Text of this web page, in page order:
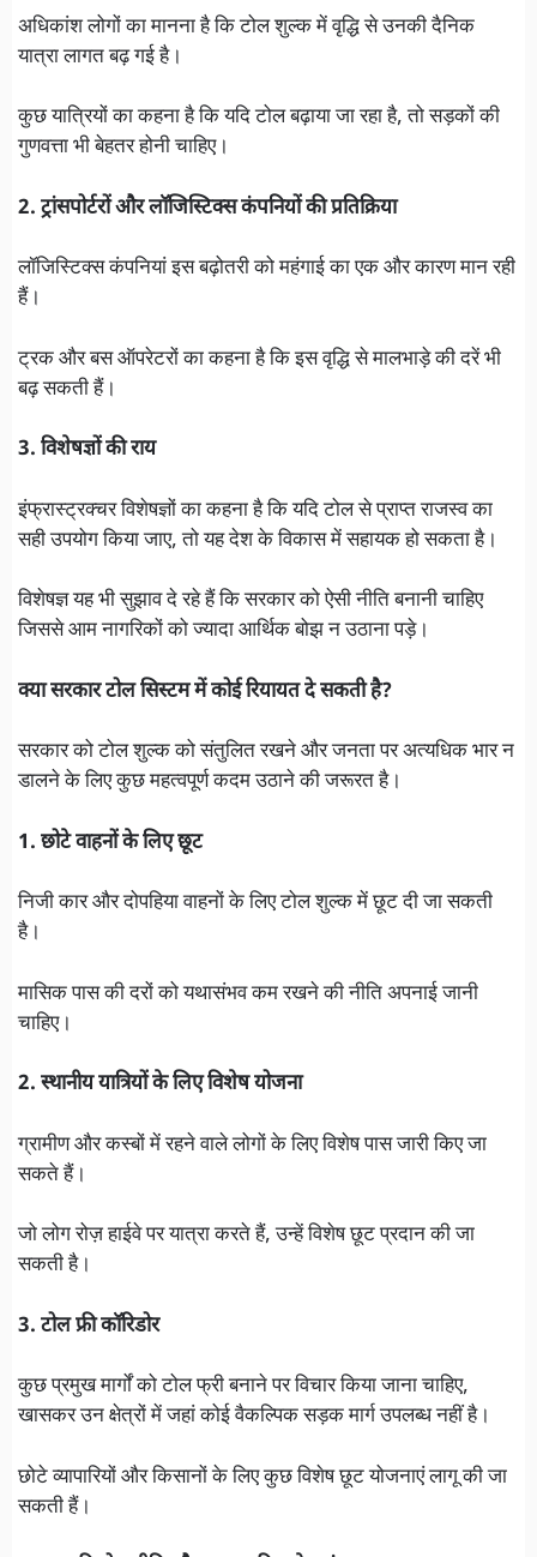
अधिकांश लोगों का मानना है कि टोल शुल्क में वृद्धि से उनकी दैनिक
यात्रा लागत बढ़ गई है।
कुछ यात्रियों का कहना है कि यदि टोल बढ़ाया जा रहा है, तो सड़कों की
गुणवत्ता भी बेहतर होनी चाहिए।
2. ट्रांसपोर्टरों और लॉजिस्टिक्स कंपनियों की प्रतिक्रिया
लॉजिस्टिक्स कंपनियां इस बढ़ोतरी को महंगाई का एक और कारण मान रही
हैं।
ट्रक और बस ऑपरेटरों का कहना है कि इस वृद्धि से मालभाड़े की दरें भी
बढ़ सकती हैं।
3. विशेषज्ञों की राय
इंफ्रास्ट्रक्चर विशेषज्ञों का कहना है कि यदि टोल से प्राप्त राजस्व का
सही उपयोग किया जाए, तो यह देश के विकास में सहायक हो सकता है।
विशेषज्ञ यह भी सुझाव दे रहे हैं कि सरकार को ऐसी नीति बनानी चाहिए
जिससे आम नागरिकों को ज्यादा आर्थिक बोझ न उठाना पड़े।
क्या सरकार टोल सिस्टम में कोई रियायत दे सकती है?
सरकार को टोल शुल्क को संतुलित रखने और जनता पर अत्यधिक भार न
डालने के लिए कुछ महत्वपूर्ण कदम उठाने की जरूरत है।
1. छोटे वाहनों के लिए छूट
निजी कार और दोपहिया वाहनों के लिए टोल शुल्क में छूट दी जा सकती
है।
मासिक पास की दरों को यथासंभव कम रखने की नीति अपनाई जानी
चाहिए।
2. स्थानीय यात्रियों के लिए विशेष योजना
ग्रामीण और कस्बों में रहने वाले लोगों के लिए विशेष पास जारी किए जा
सकते हैं।
जो लोग रोज़ हाईवे पर यात्रा करते हैं, उन्हें विशेष छूट प्रदान की जा
सकती है।
3. टोल फ्री कॉरिडोर
कुछ प्रमुख मार्गों को टोल फ्री बनाने पर विचार किया जाना चाहिए,
खासकर उन क्षेत्रों में जहां कोई वैकल्पिक सड़क मार्ग उपलब्ध नहीं है।
छोटे व्यापारियों और किसानों के लिए कुछ विशेष छूट योजनाएं लागू की जा
सकती हैं।